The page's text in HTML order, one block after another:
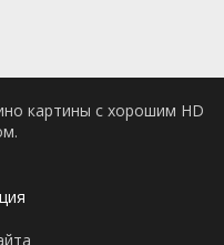
картины с хорошим HD